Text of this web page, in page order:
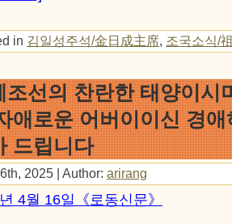
in 김일성주석/金日成主席, 조국소식/
조선의 찬란한 태양이시
애로운 어버이이신 경
드립니다
2025 | Author: arirang
4월 16일《로동신문》